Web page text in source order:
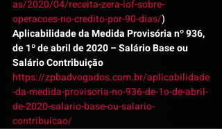
as/2020/04/receita-zera-iof-sobre-
operacoes-no-credito-por-90-dias/)
Aplicabilidade da Medida Provisória nº 936,
de 1º de abril de 2020 – Salário Base ou
Salário Contribuição
https://zpbadvogados.com.br/aplicabilidade
-da-medida-provisoria-no-936-de-1o-de-abril-
de-2020-salario-base-ou-salario-
contribuicao/